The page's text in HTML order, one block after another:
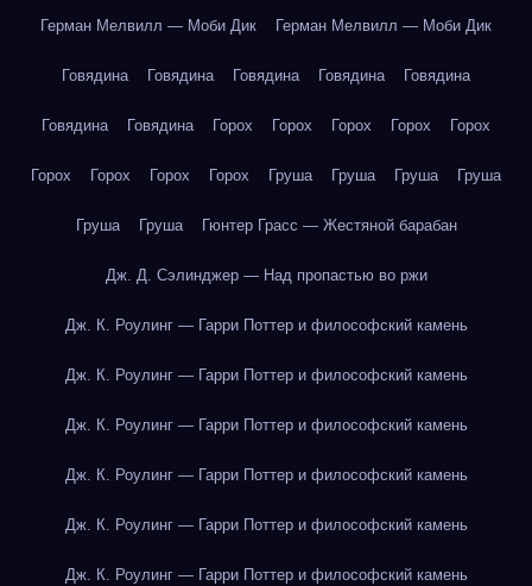
Герман Мелвилл — Моби Дик Герман Мелвилл — Моби Дик
Говядина Говядина Говядина Говядина Говядина
Говядина Говядина Горох Горох Горох Горох Горох
Горох Горох Горох Горох Груша Груша Груша Груша
Груша Груша Гюнтер Грасс — Жестяной барабан
Дж. Д. Сэлинджер — Над пропастью во ржи
Дж. К. Роулинг — Гарри Поттер и философский камень
Дж. К. Роулинг — Гарри Поттер и философский камень
Дж. К. Роулинг — Гарри Поттер и философский камень
Дж. К. Роулинг — Гарри Поттер и философский камень
Дж. К. Роулинг — Гарри Поттер и философский камень
Дж. К. Роулинг — Гарри Поттер и философский камень